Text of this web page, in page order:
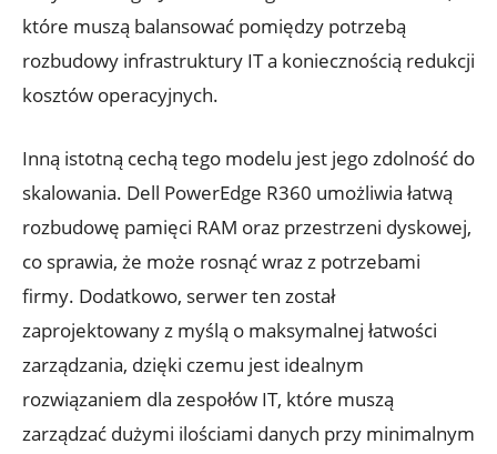
które muszą balansować pomiędzy potrzebą
rozbudowy infrastruktury IT a koniecznością redukcji
kosztów operacyjnych.
Inną istotną cechą tego modelu jest jego zdolność do
skalowania. Dell PowerEdge R360 umożliwia łatwą
rozbudowę pamięci RAM oraz przestrzeni dyskowej,
co sprawia, że może rosnąć wraz z potrzebami
firmy. Dodatkowo, serwer ten został
zaprojektowany z myślą o maksymalnej łatwości
zarządzania, dzięki czemu jest idealnym
rozwiązaniem dla zespołów IT, które muszą
zarządzać dużymi ilościami danych przy minimalnym